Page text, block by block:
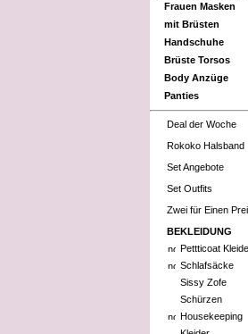
Frauen Masken
mit Brüsten
Handschuhe
Brüste Torsos
Body Anzüge
Panties
Deal der Woche
Rokoko Halsband
Set Angebote
Set Outfits
Zwei für Einen
BEKLEIDUNG
Pettticoat
Schlafsäcke
Sissy Zofe
Schürzen
Housekeeping